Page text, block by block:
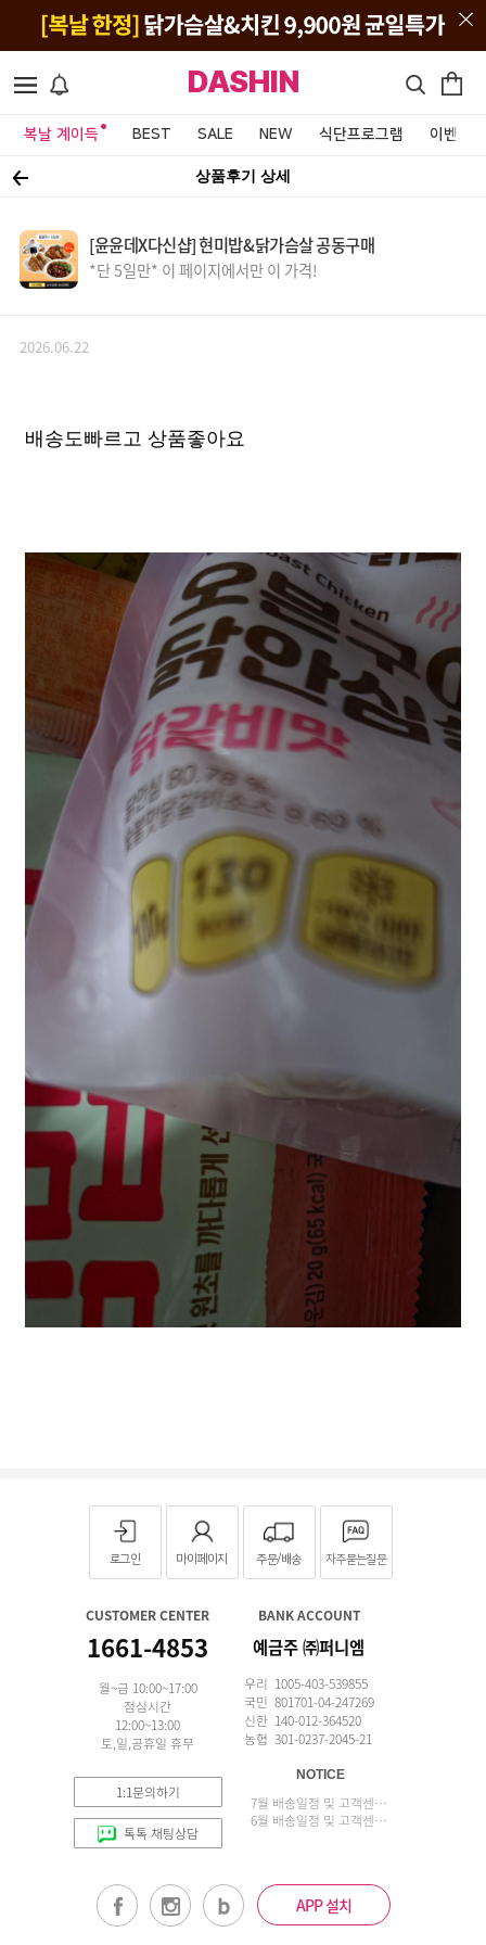
DASHIN
복날 계이득 BEST SALE NEW 식단프로그램 이벤트&
상품후기 상세
[윤윤데X다신샵] 현미밥&닭가슴살 공동구매
*단 5일만* 이 페이지에서만 이 가격!
2026.06.22
배송도빠르고 상품좋아요
로그인 마이페이지 주문/배송 자주묻는질문
CUSTOMER CENTER
1661-4853
월~금 10:00~17:00
점심시간
12:00~13:00
토,일,공휴일 휴무
1:1문의하기
톡톡 채팅상담
BANK ACCOUNT
예금주 ㈜퍼니엠
우리 1005-403-539855
국민 801701-04-247269
신한 140-012-364520
농협 301-0237-2045-21
NOTICE
7월 배송일정 및 고객센터 업무 안내
6월 배송일정 및 고객센터 업무 안내
APP 설치